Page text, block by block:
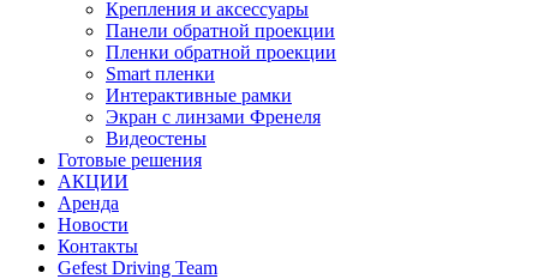
Крепления и аксессуары
Панели обратной проекции
Пленки обратной проекции
Smart пленки
Интерактивные рамки
Экран с линзами Френеля
Видеостены
Готовые решения
АКЦИИ
Аренда
Новости
Контакты
Gefest Driving Team